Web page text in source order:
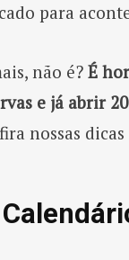
para
não é? É
e já abrir
nossas